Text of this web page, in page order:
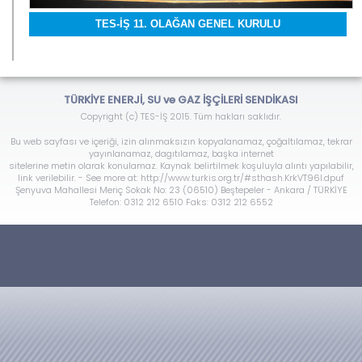
TES-İŞ 11. OLAĞAN GENEL KURULU
TÜRKİYE ENERJİ, SU ve GAZ İŞÇİLERİ SENDİKASI
Copyright (c) TES-İŞ 2015. Tüm hakları saklıdır.
Bu web sayfası ve içeriği, izin alınmaksızın kopyalanamaz, çoğaltılamaz, tekrar
yayınlanamaz, dagıtılamaz, başka internet
sitelerine metin olarak konulamaz. Kaynak belirtilmek koşuluyla alıntı yapılabilir,
link verilebilir. - See more at: http://www.turkis.org.tr/#sthash.KrkVT96l.dpuf
Şenyuva Mahallesi Meriç Sokak No: 23 (06510) Beştepeler - Ankara / TÜRKİYE
Telefon: 0312 212 6510 Faks: 0312 212 6552